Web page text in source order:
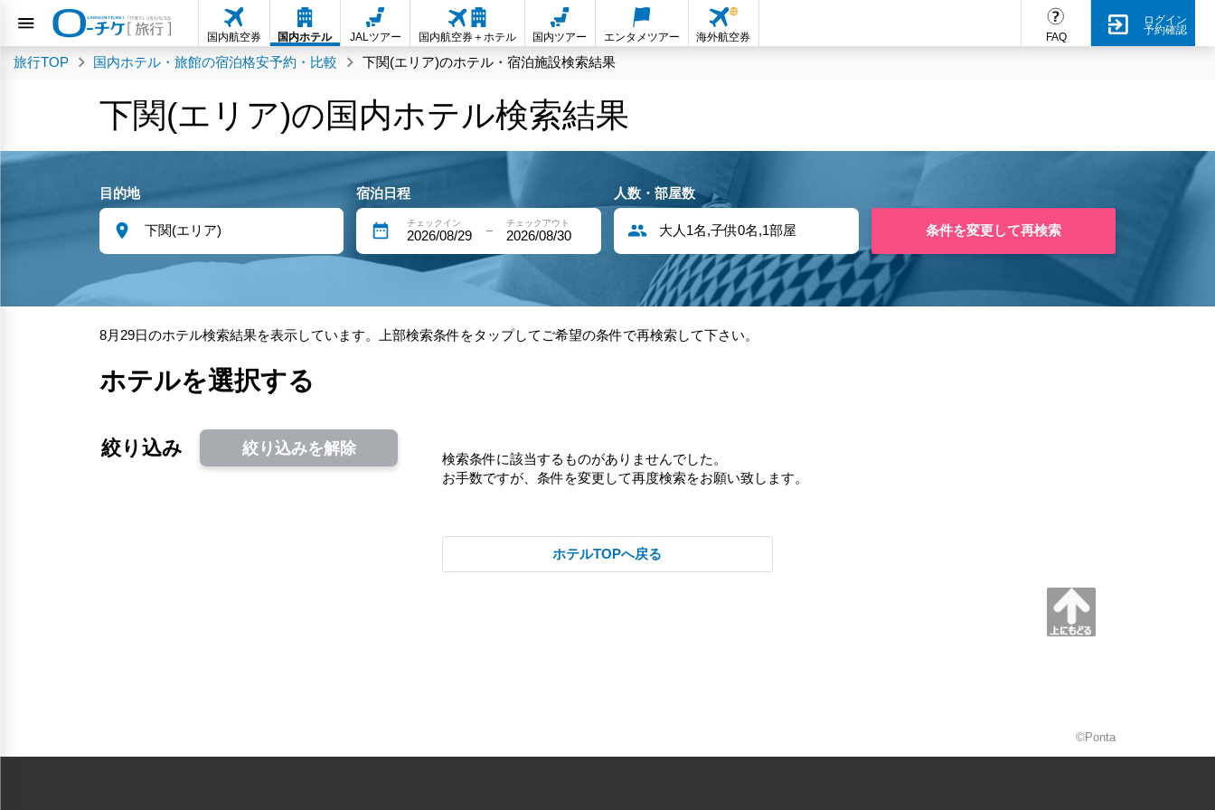
FAQ
ログイン
予約確認
国内航空券 国内ホテル JALツアー 国内航空券＋ホテル 国内ツアー エンタメツアー 海外航空券
旅行TOP 国内ホテル・旅館の宿泊格安予約・比較 下関(エリア)のホテル・宿泊施設検索結果
下関(エリア)の国内ホテル検索結果
目的地 宿泊日程
チェックイン
2026/08/29
チェックアウト
2026/08/30
人数・部屋数
大人1名,子供0名,1部屋 条件を変更して再検索
8月29日のホテル検索結果を表示しています。上部検索条件をタップしてご希望の条件で再検索して下さい。
ホテルを選択する
絞り込み 絞り込みを解除
検索条件に該当するものがありませんでした。
お手数ですが、条件を変更して再度検索をお願い致します。
ホテルTOPへ戻る
©Ponta